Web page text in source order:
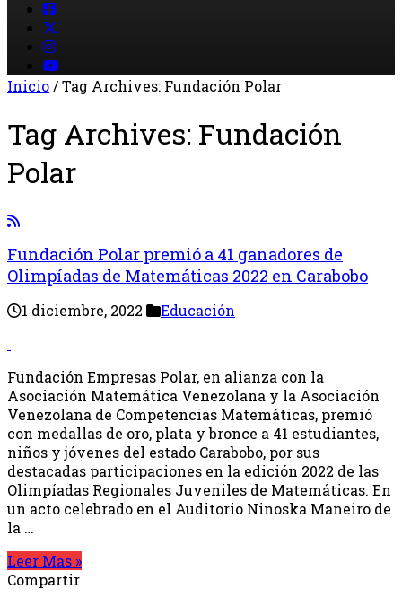
Inicio/Tag Archives: Fundación Polar
Tag Archives: Fundación
Polar
Fundación Polar premió a 41 ganadores de
Olimpíadas de Matemáticas 2022 en Carabobo
1 diciembre, 2022 Educación
Fundación Empresas Polar, en alianza con la
Asociación Matemática Venezolana y la Asociación
Venezolana de Competencias Matemáticas, premió
con medallas de oro, plata y bronce a 41 estudiantes,
niños y jóvenes del estado Carabobo, por sus
destacadas participaciones en la edición 2022 de las
Olimpíadas Regionales Juveniles de Matemáticas. En
un acto celebrado en el Auditorio Ninoska Maneiro de
la …
Leer Mas »
Compartir